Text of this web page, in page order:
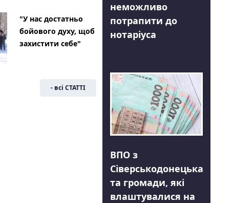
"У нас достатньо
бойового духу, щоб
захистити себе"
- всі СТАТТІ
неможливо
потрапити до
нотаріуса
ВПО з
Сіверськодонецька
та громади, які
влаштувалися на